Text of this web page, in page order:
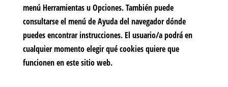
menú Herramientas u Opciones. También puede
consultarse el menú de Ayuda del navegador dónde
puedes encontrar instrucciones. El usuario/a podrá en
cualquier momento elegir qué cookies quiere que
funcionen en este sitio web.